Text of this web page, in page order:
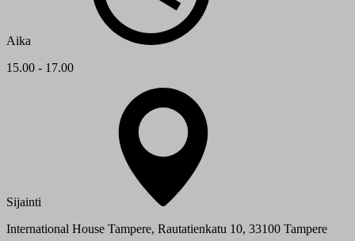
Aika
15.00 - 17.00
Sijainti
International House Tampere, Rautatienkatu 10, 33100 Tampere